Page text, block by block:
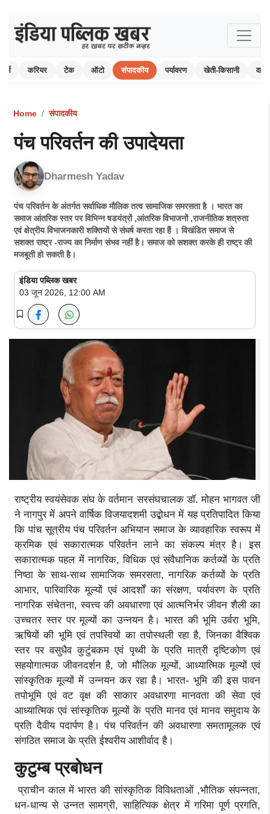
करियर टेक ऑटो संपादकीय पर्यावरण खेती-किसानी
Home संपादकीय
पंच परिवर्तन की उपादेयता
Dharmesh Yadav
पंच परिवर्तन के अंतर्गत सर्वाधिक मौलिक तत्व सामाजिक समरसता है । भारत का
समाज आंतरिक स्तर पर विभिन्न षडयंत्रों ,आंतरिक विभाजनों ,राजनीतिक शत्रुता
एवं क्षेत्रीय विभाजनकारी शक्तियों से संघर्ष करता रहा हैं । विखंडित समाज से
सशक्त राष्ट्र -राज्य का निर्माण संभव नहीं है। समाज को सशक्त करके ही राष्ट्र की
मजबूती हो सकती है।
इंडिया पब्लिक खबर
03 जून 2026, 12:00 AM
राष्ट्रीय स्वयंसेवक संघ के वर्तमान सरसंघचालक डॉ. मोहन भागवत जी
ने नागपुर में अपने वार्षिक विजयादशमी उद्बोधन में यह प्रतिपादित किया
कि पांच सूत्रीय पंच परिवर्तन अभियान समाज के व्यावहारिक स्वरूप में
क्रमिक एवं सकारात्मक परिवर्तन लाने का संकल्प मंत्र है। इस
सकारात्मक पहल में नागरिक, विधिक एवं संवैधानिक कर्तव्यों के प्रति
निष्ठा के साथ-साथ सामाजिक समरसता, नागरिक कर्तव्यों के प्रति
आभार, पारिवारिक मूल्यों एवं आदर्शों का संरक्षण, पर्यावरण के प्रति
नागरिक संचेतना, स्वत्त्व की अवधारणा एवं आत्मनिर्भर जीवन शैली का
उच्चतर स्तर पर मूल्यों का उन्नयन है। भारत की भूमि उर्वरा भूमि,
ऋषियों की भूमि एवं तपस्वियों का तपोस्थली रहा है, जिनका वैश्विक
स्तर पर वसुधैव कुटुंबकम एवं पृथ्वी के प्रति मात्री दृष्टिकोण एवं
सहयोगात्मक जीवनदर्शन है, जो मौलिक मूल्यों, आध्यात्मिक मूल्यों एवं
सांस्कृतिक मूल्यों में उन्नयन कर रहा है। भारत- भूमि की इस पावन
तपोभूमि एवं वट वृक्ष की साकार अवधारणा मानवता की सेवा एवं
आध्यात्मिक एवं सांस्कृतिक मूल्यों के प्रति मानव एवं मानव समुदाय के
प्रति दैवीय पदार्पण है। पंच परिवर्तन की अवधारणा समतामूलक एवं
संगठित समाज के प्रति ईश्वरीय आशीर्वाद है।
कुटुम्ब प्रबोधन
प्राचीन काल में भारत की सांस्कृतिक विविधताओं ,भौतिक संपन्नता,
धन-धान्य से उन्नत सामग्री, साहित्यिक क्षेत्र में गरिमा पूर्ण प्रगति,